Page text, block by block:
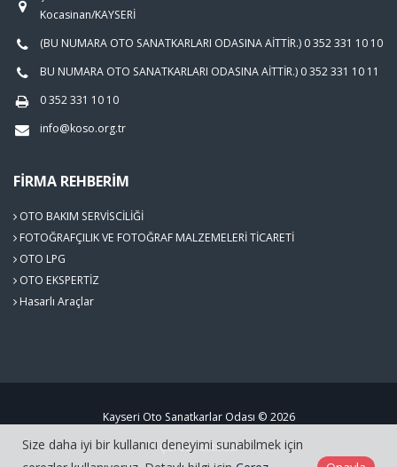
Kocasinan/KAYSERİ
(BU NUMARA OTO SANATKARLARI ODASINA AİTTİR.) 0 352 331 10 10
BU NUMARA OTO SANATKARLARI ODASINA AİTTİR.) 0 352 331 10 11
0 352 331 10 10
info@koso.org.tr
FIRMA REHBERIM
OTO BAKIM SERVİSCİLİĞİ
FOTOĞRAFÇILIK VE FOTOĞRAF MALZEMELERİ TİCARETİ
OTO LPG
OTO EKSPERTİZ
Hasarlı Araçlar
Kayseri Oto Sanatkarlar Odası © 2026
Çerez Politikası
Size daha iyi bir kullanıcı deneyimi sunabilmek için